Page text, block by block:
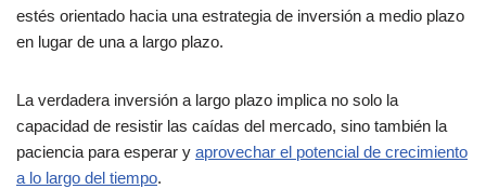
estés orientado hacia una estrategia de inversión a medio plazo
en lugar de una a largo plazo.
La verdadera inversión a largo plazo implica no solo la
capacidad de resistir las caídas del mercado, sino también la
paciencia para esperar y aprovechar el potencial de crecimiento
a lo largo del tiempo.